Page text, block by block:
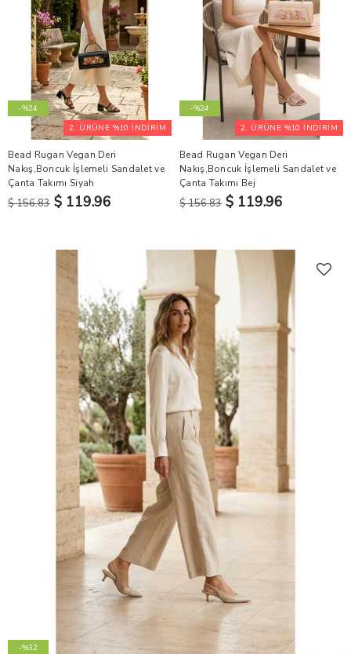
2. ÜRÜNE %10 İNDİRİM
-%24
Bead Rugan Vegan Deri
Nakış,Boncuk İşlemeli Sandalet ve
Çanta Takımı Siyah
$ 156.83 $ 119.96
2. ÜRÜNE %10 İNDİRİM
-%24
Bead Rugan Vegan Deri
Nakış,Boncuk İşlemeli Sandalet ve
Çanta Takımı Bej
$ 156.83 $ 119.96
-%32